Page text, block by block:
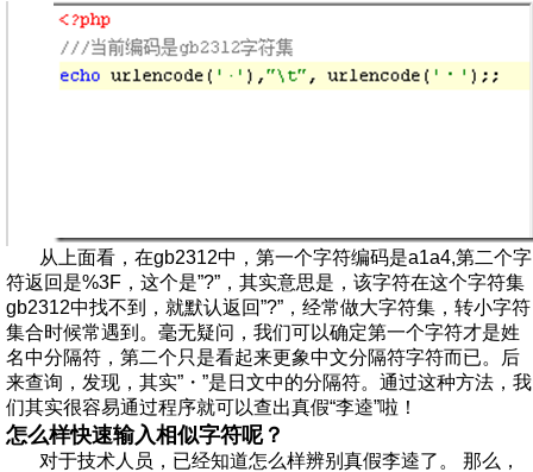
从上面看，在gb2312中，第一个字符编码是a1a4,第二个字
符返回是%3F，这个是”?”，其实意思是，该字符在这个字符集
gb2312中找不到，就默认返回”?”，经常做大字符集，转小字符
集合时候常遇到。毫无疑问，我们可以确定第一个字符才是姓
名中分隔符，第二个只是看起来更象中文分隔符字符而已。后
来查询，发现，其实”・”是日文中的分隔符。通过这种方法，我
们其实很容易通过程序就可以查出真假“李逵”啦！
怎么样快速输入相似字符呢？
对于技术人员，已经知道怎么样辨别真假李逵了。 那么，